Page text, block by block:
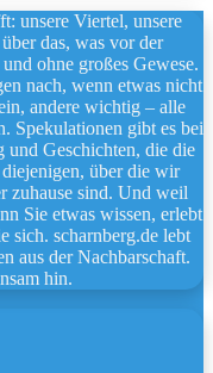
unsere Viertel, unsere
das, was vor der
ohne großes Gewese.
nach, wenn etwas nicht
andere wichtig – alle
Spekulationen gibt es bei
und Geschichten, die die
über die wir
zuhause sind. Und weil
Sie etwas wissen, erlebt
sich. scharnberg.de lebt
aus der Nachbarschaft.
hin.